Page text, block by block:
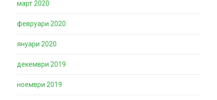
март 2020
февруари 2020
януари 2020
декември 2019
ноември 2019